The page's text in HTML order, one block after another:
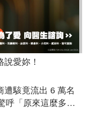
愛妳！
遭駭竟流出 6 萬名
呼「原來這麼多人